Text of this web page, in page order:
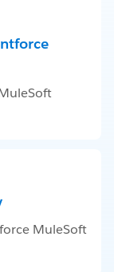
MuleSoft